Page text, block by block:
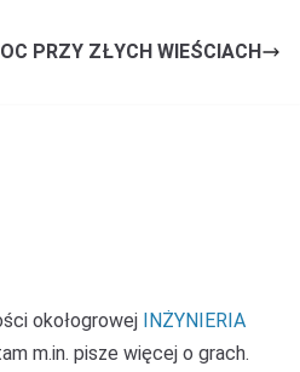
PRZY ZŁYCH WIEŚCIACH
okołogrowej
INŻYNIERIA
m.in. pisze więcej o grach.